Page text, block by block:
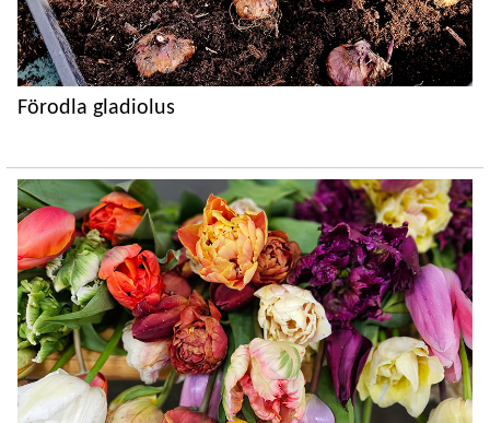
Förodla gladiolus